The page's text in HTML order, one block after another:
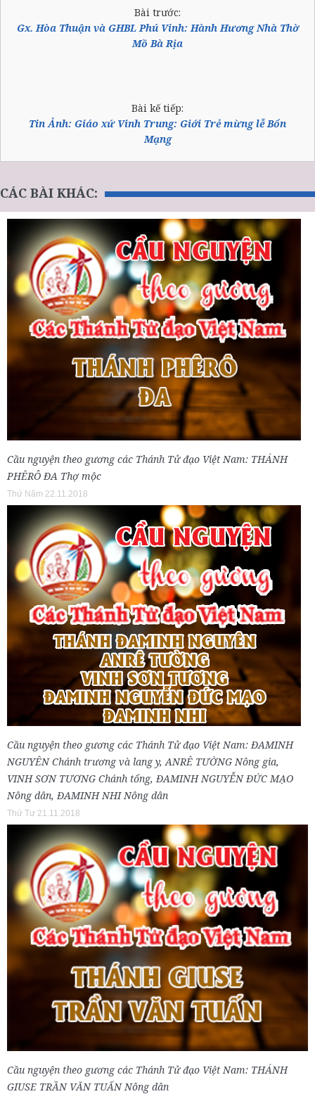
Bài trước:
Gx. Hòa Thuận và GHBL Phú Vinh: Hành Hương Nhà Thờ
Mồ Bà Rịa
Bài kế tiếp:
Tin Ảnh: Giáo xứ Vinh Trung: Giới Trẻ mừng lễ Bổn
Mạng
CÁC BÀI KHÁC:
Cầu nguyện theo gương các Thánh Tử đạo Việt Nam: THÁNH
PHÊRÔ ĐA Thợ mộc
Thứ Năm 22.11.2018
Cầu nguyện theo gương các Thánh Tử đạo Việt Nam: ĐAMINH
NGUYÊN Chánh trương và lang y, ANRÊ TƯỜNG Nông gia,
VINH SƠN TƯƠNG Chánh tổng, ĐAMINH NGUYỄN ĐỨC MẠO
Nông dân, ĐAMINH NHI Nông dân
Thứ Tư 21.11.2018
Cầu nguyện theo gương các Thánh Tử đạo Việt Nam: THÁNH
GIUSE TRẦN VĂN TUẤN Nông dân